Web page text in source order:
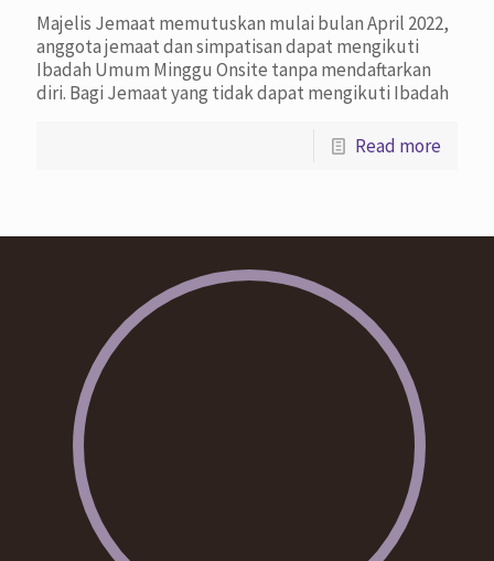
Majelis Jemaat memutuskan mulai bulan April 2022,
anggota jemaat dan simpatisan dapat mengikuti
Ibadah Umum Minggu Onsite tanpa mendaftarkan
diri. Bagi Jemaat yang tidak dapat mengikuti Ibadah
Read more